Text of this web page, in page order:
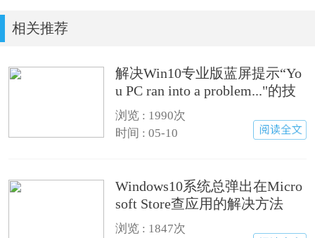
相关推荐
解决Win10专业版蓝屏提示“Yo
u PC ran into a problem..."的技
巧
浏览 : 1990次
时间 : 05-10
Windows10系统总弹出在Micro
soft Store查应用的解决方法
浏览 : 1847次